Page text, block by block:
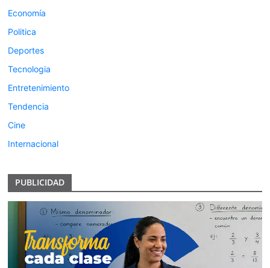
Economía
Politica
Deportes
Tecnologia
Entretenimiento
Tendencia
Cine
Internacional
PUBLICIDAD